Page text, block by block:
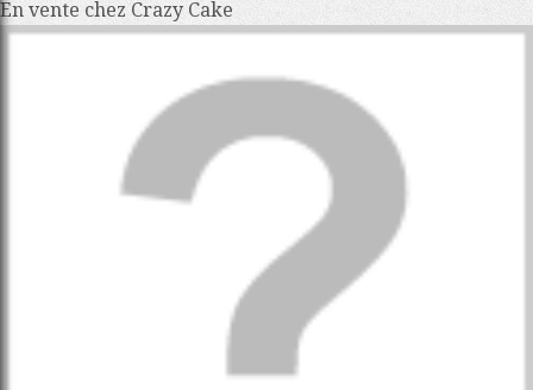
En vente chez Crazy Cake